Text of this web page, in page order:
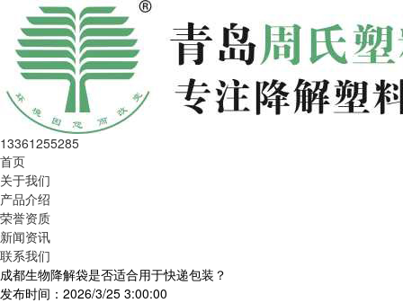
13361255285
首页
关于我们
产品介绍
荣誉资质
新闻资讯
联系我们
成都生物降解袋是否适合用于快递包装？
发布时间：2026/3/25 3:00:00